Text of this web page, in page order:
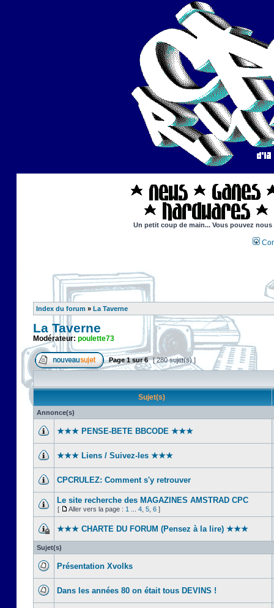
Un petit coup de main... Vous pouvez
Index du forum » La Taverne
La Taverne
Modérateur: poulette73
Page1sur6 [ 280 sujet(s) ]
Sujet(s)
Annonce(s)
★★★ PENSE-BETE BBCODE ★★★
★★★ Liens / Suivez-les ★★★
CPCRULEZ: Comment s'y retrouver‎
Le site recherche des MAGAZINES AMSTRAD CPC
[ Aller vers la page : 1 4 5 6 ]
★★★ CHARTE DU FORUM (Pensez à la lire) ★★★
Sujet(s)
Présentation Xvolks
Dans les années 80 on était tous DEVINS !